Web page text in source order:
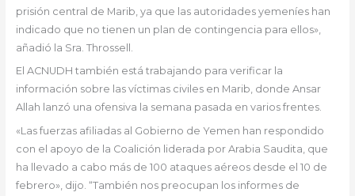
prisión central de Marib, ya que las autoridades yemeníes han
indicado que no tienen un plan de contingencia para ellos»,
añadió la Sra. Throssell.
El ACNUDH también está trabajando para verificar la
información sobre las víctimas civiles en Marib, donde Ansar
Allah lanzó una ofensiva la semana pasada en varios frentes.
«Las fuerzas afiliadas al Gobierno de Yemen han respondido
con el apoyo de la Coalición liderada por Arabia Saudita, que
ha llevado a cabo más de 100 ataques aéreos desde el 10 de
febrero», dijo. “También nos preocupan los informes de